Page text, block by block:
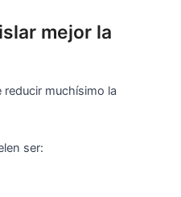
mejor la
reducir muchísimo la
ser: